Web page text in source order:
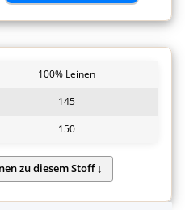
100% Leinen
145
150